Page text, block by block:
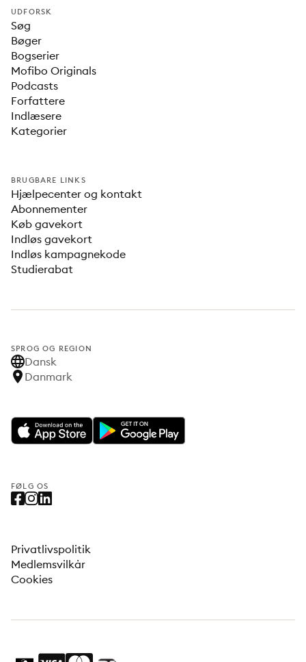
UDFORSK
Søg
Bøger
Bogserier
Mofibo Originals
Podcasts
Forfattere
Indlæsere
Kategorier
BRUGBARE LINKS
Hjælpecenter og kontakt
Abonnementer
Køb gavekort
Indløs gavekort
Indløs kampagnekode
Studierabat
SPROG OG REGION
Dansk
Danmark
FØLG OS
Privatlivspolitik
Medlemsvilkår
Cookies